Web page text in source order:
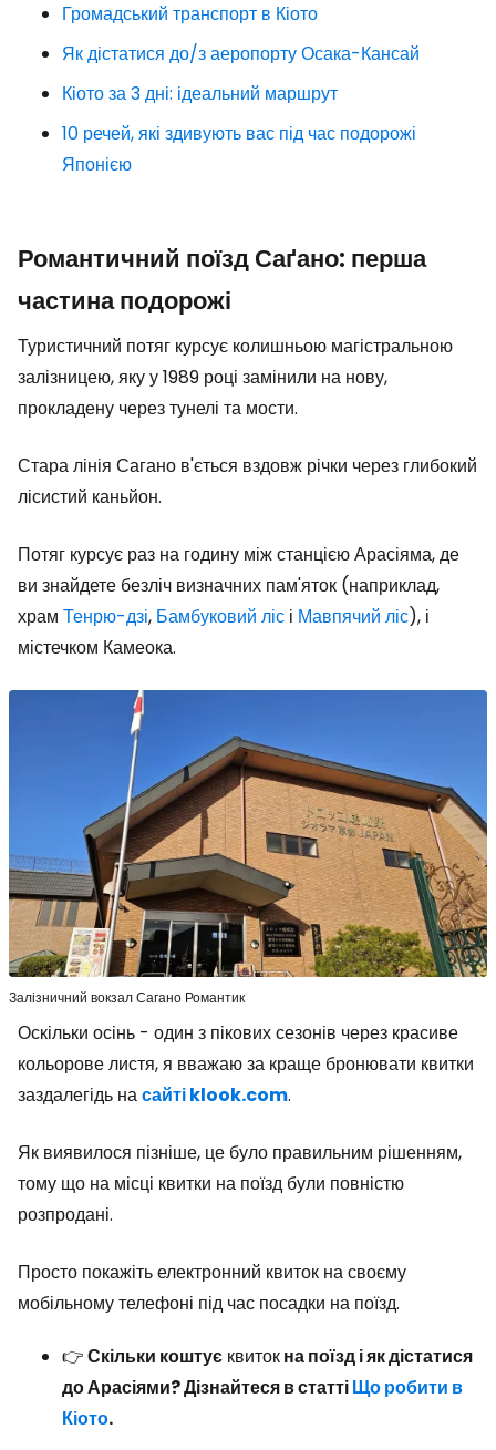
Громадський транспорт в Кіото
Як дістатися до/з аеропорту Осака-Кансай
Кіото за 3 дні: ідеальний маршрут
10 речей, які здивують вас під час подорожі
Японією
Романтичний поїзд Саґано: перша
частина подорожі
Туристичний потяг курсує колишньою магістральною
залізницею, яку у 1989 році замінили на нову,
прокладену через тунелі та мости.
Стара лінія Сагано в'ється вздовж річки через глибокий
лісистий каньйон.
Потяг курсує раз на годину між станцією Арасіяма, де
ви знайдете безліч визначних пам'яток (наприклад,
храм Тенрю-дзі, Бамбуковий ліс і Мавпячий ліс), і
містечком Камеока.
Залізничний вокзал Сагано Романтик
Оскільки осінь - один з пікових сезонів через красиве
кольорове листя, я вважаю за краще бронювати квитки
заздалегідь насайті klook.com.
Як виявилося пізніше, це було правильним рішенням,
тому що на місці квитки на поїзд були повністю
розпродані.
Просто покажіть електронний квиток на своєму
мобільному телефоні під час посадки на поїзд.
👉Скільки коштує квитокна поїзд і як дістатися
до Арасіями? Дізнайтеся в статтіЩо робити в
Кіото.